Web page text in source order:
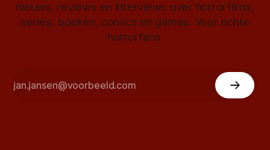
nieuws, reviews en interviews over horrorfilms,
series, boeken, comics en games. Voor echte
horrorfans.